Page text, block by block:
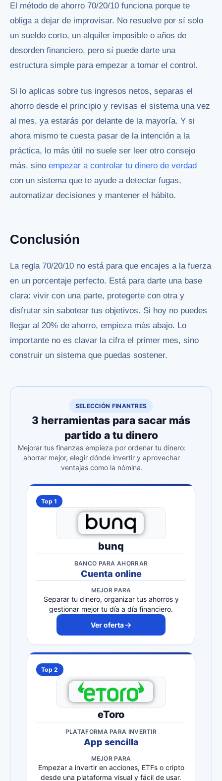
El método de ahorro 70/20/10 funciona porque te
obliga a dejar de improvisar. No resuelve por sí solo
un sueldo corto, un alquiler imposible o años de
desorden financiero, pero sí puede darte una
estructura simple para empezar a tomar el control.
Si lo aplicas sobre tus ingresos netos, separas el
ahorro desde el principio y revisas el sistema una vez
al mes, ya estarás por delante de la mayoría. Y si
ahora mismo te cuesta pasar de la intención a la
práctica, lo más útil no suele ser leer otro consejo
más, sino empezar a controlar tu dinero de verdad
con un sistema que te ayude a detectar fugas,
automatizar decisiones y mantener el hábito.
Conclusión
La regla 70/20/10 no está para que encajes a la fuerza
en un porcentaje perfecto. Está para darte una base
clara: vivir con una parte, protegerte con otra y
disfrutar sin sabotear tus objetivos. Si hoy no puedes
llegar al 20% de ahorro, empieza más abajo. Lo
importante no es clavar la cifra el primer mes, sino
construir un sistema que puedas sostener.
SELECCIÓN FINANTRES
3 herramientas para sacar más
partido a tu dinero
Mejorar tus finanzas empieza por ordenar tu dinero:
ahorrar mejor, elegir dónde invertir y aprovechar
ventajas como la nómina.
Top 1
bunq
BANCO PARA AHORRAR
Cuenta online
MEJOR PARA
Separar tu dinero, organizar tus ahorros y
gestionar mejor tu día a día financiero.
Ver oferta
Top 2
eToro
PLATAFORMA PARA INVERTIR
App sencilla
MEJOR PARA
Empezar a invertir en acciones, ETFs o cripto
desde una plataforma visual y fácil de usar.